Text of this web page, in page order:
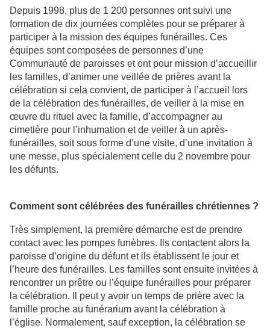
Depuis 1998, plus de 1 200 personnes ont suivi une
formation de dix journées complètes pour se préparer à
participer à la mission des équipes funérailles. Ces
équipes sont composées de personnes d’une
Communauté de paroisses et ont pour mission d’accueillir
les familles, d’animer une veillée de prières avant la
célébration si cela convient, de participer à l’accueil lors
de la célébration des funérailles, de veiller à la mise en
œuvre du rituel avec la famille, d’accompagner au
cimetière pour l’inhumation et de veiller à un après-
funérailles, soit sous forme d’une visite, d’une invitation à
une messe, plus spécialement celle du 2 novembre pour
les défunts.
Comment sont célébrées des funérailles chrétiennes ?
Très simplement, la première démarche est de prendre
contact avec les pompes funèbres. Ils contactent alors la
paroisse d’origine du défunt et ils établissent le jour et
l’heure des funérailles. Les familles sont ensuite invitées à
rencontrer un prêtre ou l’équipe funérailles pour préparer
la célébration. Il peut y avoir un temps de prière avec la
famille proche au funérarium avant la célébration à
l’église. Normalement, sauf exception, la célébration se